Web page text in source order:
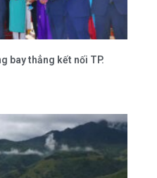
bay thẳng kết nối TP.